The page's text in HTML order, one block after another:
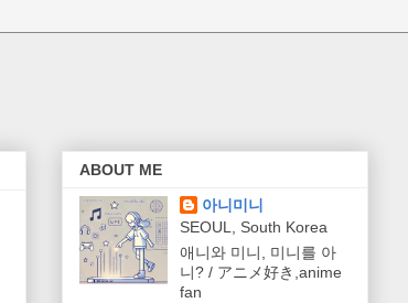
ABOUT ME
아니미니
SEOUL, South Korea
애니와 미니, 미니를 아
니? / アニメ好き,anime
fan